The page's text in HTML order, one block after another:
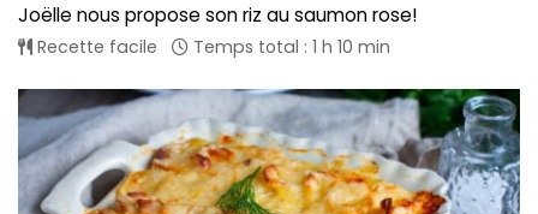
Joëlle nous propose son riz au saumon rose!
Recette facile Temps total : 1 h 10 min